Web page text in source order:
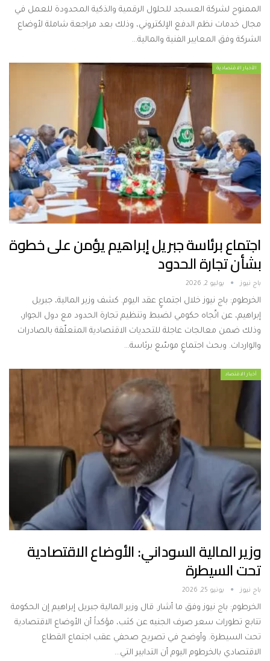
الممنوح لشركة العسجد للحلول الرقمية والذكية المحدودة للعمل في
مجال خدمات نظم الدفع الإلكتروني، وذلك بعد مراجعة شاملة لأوضاع
الشركة وفق المعايير الفنية والمالية…
الأخبار الاقتصادية
اجتماع برئاسة جبريل إبراهيم يؤمن على خطوة
بشأن تجارة الحدود
باج نيوز يوليو 2, 2026
الخرطوم: باج نيوز خلال اجتماعٍ عقد اليوم. كشف وزير المالية، جبريل
إبراهيم، عن اتّجاه حكومي لضبط وتنظيم تجارة الحدود مع دول الجوار،
وذلك ضمن معالجات عاجلة للتحديات الاقتصادية المتعلّقة بالصادرات
والواردات. وبحث اجتماعٍ موسّع برئاسة…
أخبار الاقتصاد
وزير المالية السوداني: الأوضاع الاقتصادية
تحت السيطرة
باج نيوز يونيو 25, 2026
الخرطوم: باج نيوز وفق ما أشار. قال وزير المالية جبريل إبراهيم إن الحكومة
تتابع تطورات سعر صرف الجنيه عن كثب، مؤكداً أن الأوضاع الاقتصادية
تحت السيطرة. وأوضح في تصريح صحفي عقب اجتماع القطاع
الاقتصادي بالخرطوم اليوم أن التدابير التي…